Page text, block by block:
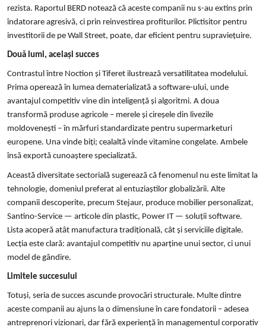
rezista. Raportul BERD notează că aceste companii nu s-au extins prin
îndatorare agresivă, ci prin reinvestirea profiturilor. Plictisitor pentru
investitorii de pe Wall Street, poate, dar eficient pentru supraviețuire.
Două lumi, același succes
Contrastul între Noction și Tiferet ilustrează versatilitatea modelului.
Prima operează în lumea dematerializată a software-ului, unde
avantajul competitiv vine din inteligență și algoritmi. A doua
transformă produse agricole – merele și cireșele din livezile
moldovenești – în mărfuri standardizate pentru supermarketuri
europene. Una vinde biți; cealaltă vinde vitamine congelate. Ambele
însă exportă cunoaștere specializată.
Această diversitate sectorială sugerează că fenomenul nu este limitat la
tehnologie, domeniul preferat al entuziaștilor globalizării. Alte
companii descoperite, precum Stejaur, produce mobilier personalizat,
Santino-Service — articole din plastic, Power IT — soluții software.
Lista acoperă atât manufactura tradițională, cât și serviciile digitale.
Lecția este clară: avantajul competitiv nu aparține unui sector, ci unui
model de gândire.
Limitele succesului
Totuși, seria de succes ascunde provocări structurale. Multe dintre
aceste companii au ajuns la o dimensiune în care fondatorii – adesea
antreprenori vizionari, dar fără experiență în managementul corporativ